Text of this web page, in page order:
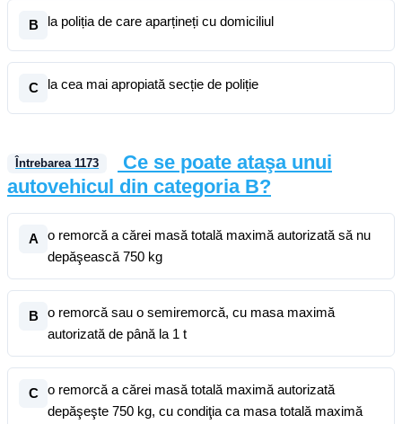
B la poliția de care aparțineți cu domiciliul
C la cea mai apropiată secție de poliție
Întrebarea 1173
Ce se poate ataşa unui
autovehicul din categoria B?
A
o remorcă a cărei masă totală maximă autorizată să nu
depăşească 750 kg
B
o remorcă sau o semiremorcă, cu masa maximă
autorizată de până la 1 t
C
o remorcă a cărei masă totală maximă autorizată
depăşeşte 750 kg, cu condiţia ca masa totală maximă